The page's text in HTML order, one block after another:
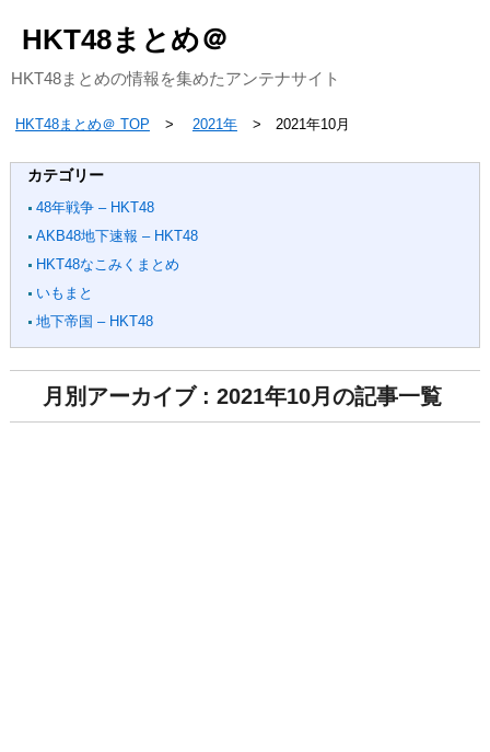
HKT48まとめ＠
HKT48まとめの情報を集めたアンテナサイト
HKT48まとめ＠ TOP 2021年 2021年10月
カテゴリー
48年戦争 – HKT48
AKB48地下速報 – HKT48
HKT48なこみくまとめ
いもまと
地下帝国 – HKT48
月別アーカイブ : 2021年10月の記事一覧